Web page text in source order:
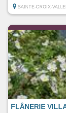
SAINTE-CROIX-
FLÂNERIE